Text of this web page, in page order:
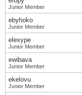
Junior Member
ebyhoko
Junior Member
elexype
Junior Member
ewibava
Junior Member
ekelovu
Junior Member